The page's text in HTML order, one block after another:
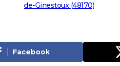
de-Ginestoux (48170)
Facebook